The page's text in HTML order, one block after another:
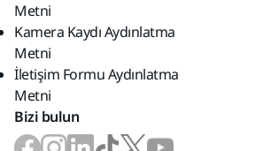
Metni
Kamera Kaydı Aydınlatma
Metni
İletişim Formu Aydınlatma
Metni
Bizi bulun